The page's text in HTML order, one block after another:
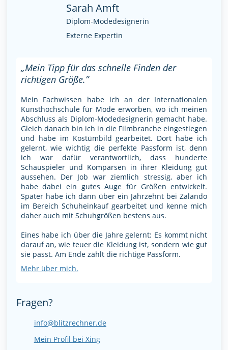
Sarah Amft
Diplom-Modedesignerin
Externe Expertin
„Mein Tipp für das schnelle Finden der
richtigen Größe.”
Mein Fachwissen habe ich an der Internationalen
Kunsthochschule für Mode erworben, wo ich meinen
Abschluss als Diplom-Modedesignerin gemacht habe.
Gleich danach bin ich in die Filmbranche eingestiegen
und habe im Kostümbild gearbeitet. Dort habe ich
gelernt, wie wichtig die perfekte Passform ist, denn
ich war dafür verantwortlich, dass hunderte
Schauspieler und Komparsen in ihrer Kleidung gut
aussehen. Der Job war ziemlich stressig, aber ich
habe dabei ein gutes Auge für Größen entwickelt.
Später habe ich dann über ein Jahrzehnt bei Zalando
im Bereich Schuheinkauf gearbeitet und kenne mich
daher auch mit Schuhgrößen bestens aus.
Eines habe ich über die Jahre gelernt: Es kommt nicht
darauf an, wie teuer die Kleidung ist, sondern wie gut
sie passt. Am Ende zählt die richtige Passform.
Mehr über mich.
Fragen?
info@blitzrechner.de
Mein Profil bei Xing